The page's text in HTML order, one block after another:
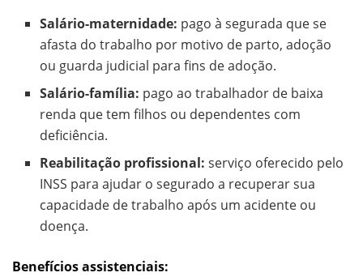
Salário-maternidade: pago à segurada que se
afasta do trabalho por motivo de parto, adoção
ou guarda judicial para fins de adoção.
Salário-família: pago ao trabalhador de baixa
renda que tem filhos ou dependentes com
deficiência.
Reabilitação profissional: serviço oferecido pelo
INSS para ajudar o segurado a recuperar sua
capacidade de trabalho após um acidente ou
doença.
Benefícios assistenciais: